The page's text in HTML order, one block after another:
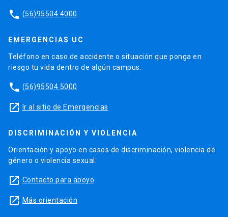
phone (56)95504 4000
EMERGENCIAS UC
Teléfono en caso de accidente o situación que ponga en
riesgo tu vida dentro de algún campus.
phone (56)95504 5000
launch Ir al sitio de Emergencias
DISCRIMINACIÓN Y VIOLENCIA
Orientación y apoyo en casos de discriminación, violencia de
género o violencia sexual.
launch Contacto para apoyo
launch Más orientación